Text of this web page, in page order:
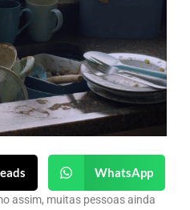
WhatsApp
assim, muitas pessoas ainda